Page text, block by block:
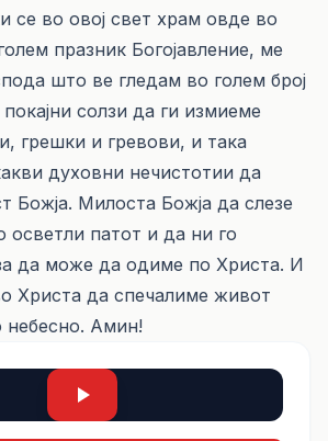
се во овој свет храм овде во
празник Богојавление, ме
што ве гледам во голем број
солзи да ги измиеме
грешки и гревови, и така
духовни нечистотии да
Божја. Милоста Божја да слезе
осветли патот и да ни го
да може да одиме по Христа. И
Христа да спечалиме живот
небесно. Амин!